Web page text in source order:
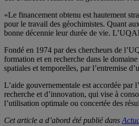
«Le financement obtenu est hautement
pour le travail des géochimistes. Quant
bonne décennie leur durée de vie.
Fondé en 1974 par des chercheurs de
formation et en recherche dans le
spatiales et temporelles, par l’entremise
L’aide gouvernementale est accordée par
recherche et d’innovation, qui vise à
l’utilisation optimale ou concertée des
Cet article a d’abord été publié dans